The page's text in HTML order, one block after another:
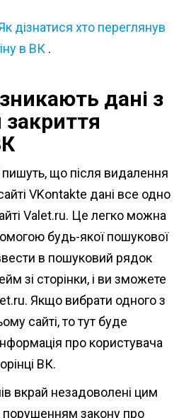
дізнатися хто переглянув
в ВК .
дані з
закриття
пишуть, що після видалення
VKontakte дані все одно
Valet.ru. Це легко можна
будь-якої пошукової
в пошуковий рядок
зі сторінки, і ви зможете
Якщо вибрати одного з
сайті, то тут буде
про користувача
ВК.
вкрай незадоволені цим
порушенням закону про